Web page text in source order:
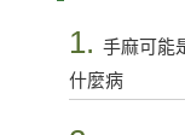
1. 手麻可能
什麼病